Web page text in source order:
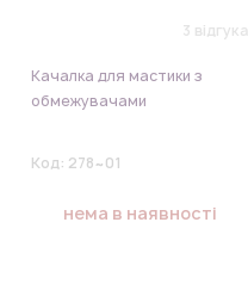
3 відгука
Качалка для мастики з
обмежувачами
Код: 278~01
нема в наявності